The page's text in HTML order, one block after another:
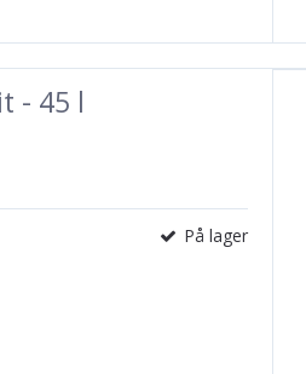
- 45 l
På lager